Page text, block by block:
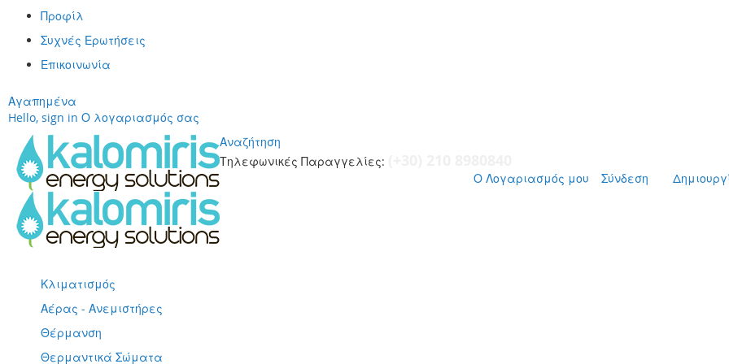
Προφίλ
Συχνές Ερωτήσεις
Επικοινωνία
Αγαπημένα
Hello, sign in Ο λογαριασμός σας
Αναζήτηση
Τηλεφωνικές Παραγγελίες:
Ο Λογαριασμός μου Σύνδεση
περιεχόμενο
Κλιματισμός
Αέρας - Ανεμιστήρες
Θέρμανση
Θερμαντικά Σώματα